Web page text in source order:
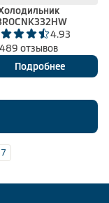
4.93
489 отзывов
Подробнее
7